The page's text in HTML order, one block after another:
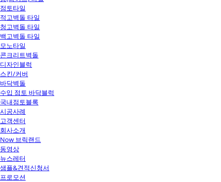
점토타일
적고벽돌 타일
청고벽돌 타일
백고벽돌 타일
모노타일
콘크리트벽돌
디자인블럭
스킨/커버
바닥벽돌
수입 점토 바닥블럭
국내점토블록
시공사례
고객센터
회사소개
Now 브릭랜드
동영상
뉴스레터
샘플&견적신청서
프로모션